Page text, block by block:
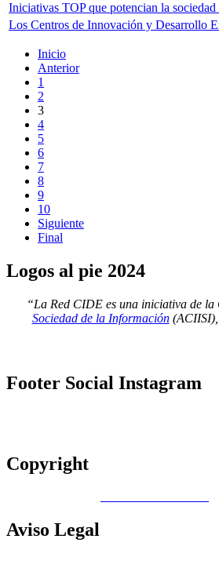
Iniciativas TOP que potencian la
Los Centros de Innovación y Desarrollo
Inicio
Anterior
1
2
3
4
5
6
7
8
9
10
Siguiente
Final
Logos al pie 2024
“La Red CIDE es una iniciativa de
Sociedad de la Información(ACIISI),
Footer Social Instagram
Copyright
Aviso Legal